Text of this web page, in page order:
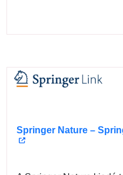
Springer Nature –